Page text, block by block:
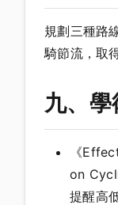
規劃三種路
騎節流，取
九、
《
on
提醒高